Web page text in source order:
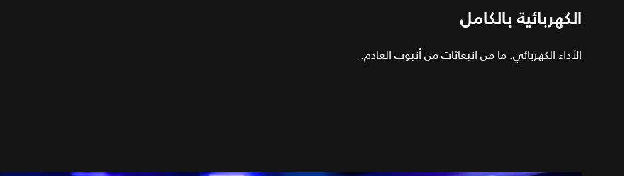
الكهربائية بالكامل
الأداء الكهربائي. ما من انبعاثات من أنبوب العادم.